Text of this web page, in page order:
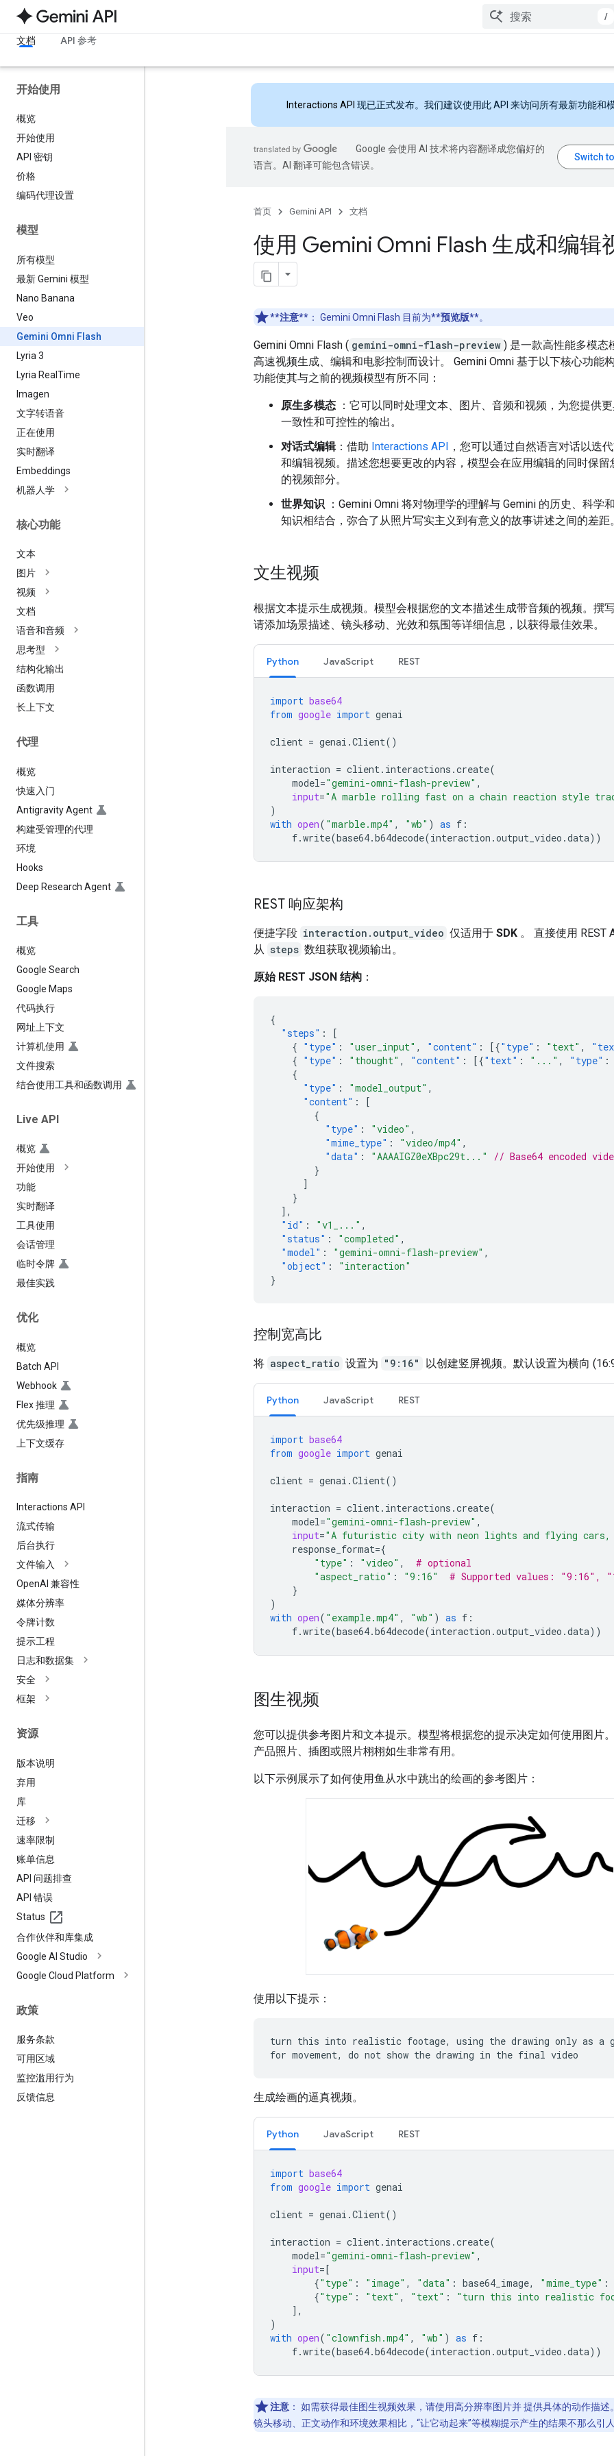
/
文档
API 参考
开始使用
概览
开始使用
API 密钥
价格
编码代理设置
模型
所有模型
最新 Gemini 模型
Nano Banana
Veo
Gemini Omni Flash
Lyria 3
Lyria RealTime
Imagen
文字转语音
正在使用
实时翻译
Embeddings
机器人学
核心功能
文本
图片
视频
文档
语音和音频
思考型
结构化输出
函数调用
长上下文
代理
概览
快速入门
Antigravity Agent
构建受管理的代理
环境
Hooks
Deep Research Agent
工具
概览
Google Search
Google Maps
代码执行
网址上下文
计算机使用
文件搜索
结合使用工具和函数调用
Live API
概览
开始使用
功能
实时翻译
工具使用
会话管理
临时令牌
最佳实践
优化
概览
Batch API
Webhook
Flex 推理
优先级推理
上下文缓存
指南
Interactions API
流式传输
后台执行
文件输入
OpenAI 兼容性
媒体分辨率
令牌计数
提示工程
日志和数据集
安全
框架
资源
版本说明
弃用
库
迁移
速率限制
账单信息
API 问题排查
API 错误
Status
合作伙伴和库集成
Google AI Studio
Google Cloud Platform
政策
服务条款
可用区域
监控滥用行为
反馈信息
Interactions API 现已正式发布。我们建议使用此 API 来访问所有最新功能和
Google 会使用 AI 技术将内容翻译成您偏好的
语言。AI 翻译可能包含错误。
首页 Gemini API 文档
使用 Gemini Omni Flash 生成和编辑
**注意** ： Gemini Omni Flash 目前为**预览版**。
Gemini Omni Flash ( gemini-omni-flash-preview ) 是一款高性能多模态
高速视频生成、编辑和电影控制而设计。 Gemini Omni 基于以下核心功能
功能使其与之前的视频模型有所不同：
原生多模态 ：它可以同时处理文本、图片、音频和视频，为您提供
一致性和可控性的输出。
对话式编辑：借助 Interactions API ，您可以通过自然语言对话以迭
和编辑视频。描述您想要更改的内容，模型会在应用编辑的同时保留
的视频部分。
世界知识 ：Gemini Omni 将对物理学的理解与 Gemini 的历史、科学
知识相结合，弥合了从照片写实主义到有意义的故事讲述之间的差距
文生视频
根据文本提示生成视频。模型会根据您的文本描述生成带音频的视频。撰
请添加场景描述、镜头移动、光效和氛围等详细信息，以获得最佳效果。
Python JavaScript REST
import base64
from google import genai
client = genai .Client()
interaction = client. interactions .create(
model="gemini-omni-flash-preview" ,
input="A marble rolling fast on a chain reaction style
)
with open( "marble.mp4" , "wb" ) as f :
f.write(base64.b64decode(interaction .output_video .data))
REST 响应架构
便捷字段 interaction.output_video 仅适用于 SDK 。 直接使用 REST
从 steps 数组获取视频输出。
原始 REST JSON 结构 ：
{
"steps" :
[
{ "type" : "user_input" , "content" : [{"type" : "text" ,
{ "type" : "thought" , "content" : [{"text" : "..." , "type" :
{
"type" : "model_output" ,
"content" :
[
{
"type" : "video" ,
"mime_type" : "video/mp4" ,
"data" : "AAAAIGZ0eXBpc29t..."
// Base64 encoded
}
]
}
],
"id" : "v1_..." ,
"status" : "completed" ,
"model" : "gemini-omni-flash-preview" ,
"object" :
"interaction"
}
控制宽高比
将 aspect_ratio 设置为 "9:16" 以创建竖屏视频。默认设置为横向
Python JavaScript REST
import base64
from google import genai
client = genai .Client()
interaction = client. interactions .create(
model="gemini-omni-flash-preview" ,
input="A futuristic city with neon lights and flying cars,
response_format={
"type" : "video" ,
# optional
"aspect_ratio" : "9:16"
# Supported values: "9:16",
}
)
with open( "example.mp4" , "wb" ) as f :
f.write(base64.b64decode(interaction .output_video .data))
图生视频
您可以提供参考图片和文本提示。模型将根据您的提示决定如何使用图片
产品照片、插图或照片栩栩如生非常有用。
以下示例展示了如何使用鱼从水中跳出的绘画的参考图片：
使用以下提示：
turn this into realistic footage, using the drawing only as a
for movement, do not show the drawing in the final video
生成绘画的逼真视频。
Python JavaScript REST
import base64
from google import genai
client = genai .Client()
interaction = client. interactions .create(
model="gemini-omni-flash-preview" ,
input= [
{"type" : "image" , "data" : base64_image, "mime_type" :
{"type" : "text" , "text" :
"turn this into realistic
],
)
with open( "clownfish.mp4" , "wb" ) as f :
f.write(base64.b64decode(interaction .output_video .data))
注意 ： 如需获得最佳图生视频效果，请使用高分辨率图片并 提供具体的动作描述
镜头移动、正文动作和环境效果相比，“让它动起来”等模糊提示产生的结果不那么引